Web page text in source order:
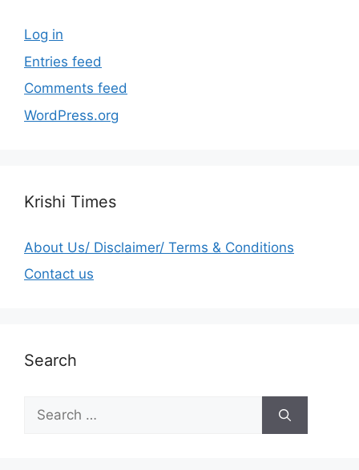
Log in
Entries feed
Comments feed
WordPress.org
Krishi Times
About Us/ Disclaimer/ Terms & Conditions
Contact us
Search